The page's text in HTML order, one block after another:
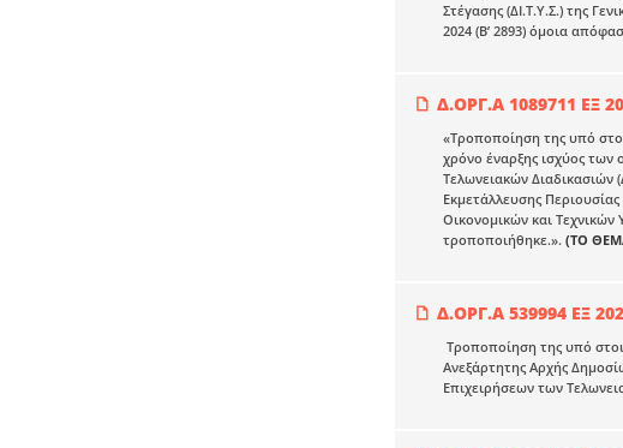
Στέγασης (ΔΙ.Τ.Υ.Σ.) της
2024 (Β’ 2893) όμοια
Δ.ΟΡΓ.Α 1089711 ΕΞ
«Τροποποίηση της υπό
χρόνο έναρξης ισχύος των
Τελωνειακών Διαδικασιών
Εκμετάλλευσης
Οικονομικών και
τροποποιήθηκε.». (ΤΟ
Δ.ΟΡΓ.Α 539994 ΕΞ
Τροποποίηση της υπό
Ανεξάρτητης Αρχής
Επιχειρήσεων των